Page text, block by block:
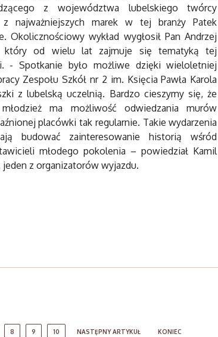
z województwa lubelskiego twórcy
z najważniejszych marek w tej branży Patek
Okolicznościowy wykład wygłosił Pan Andrzej
który od wielu lat zajmuje się tematyką tej
- Spotkanie było możliwe dzięki wieloletniej
Zespołu Szkół nr 2 im. Księcia Pawła Karola
z lubelską uczelnią. Bardzo cieszymy się, że
ma możliwość odwiedzania murów
placówki tak regularnie. Takie wydarzenia
budować zainteresowanie historią wśród
młodego pokolenia – powiedział Kamil
jeden z organizatorów wyjazdu.
8 9 10 NASTĘPNY ARTYKUŁ KONIEC